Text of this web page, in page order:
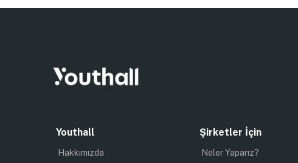
Youthall
Hakkımızda
Şirketler İçin
Neler Yaparız?